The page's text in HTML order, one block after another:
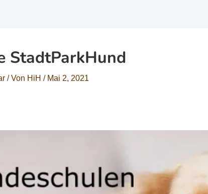
StadtParkHund
/ Von HiH / Mai 2, 2021